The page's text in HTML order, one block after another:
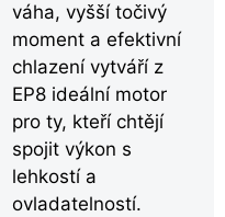
váha, vyšší točivý
moment a efektivní
chlazení vytváří z
EP8 ideální motor
pro ty, kteří chtějí
spojit výkon s
lehkostí a
ovladatelností.